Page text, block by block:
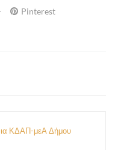
Pinterest
ΚΔΑΠ-μεΑ Δήμου